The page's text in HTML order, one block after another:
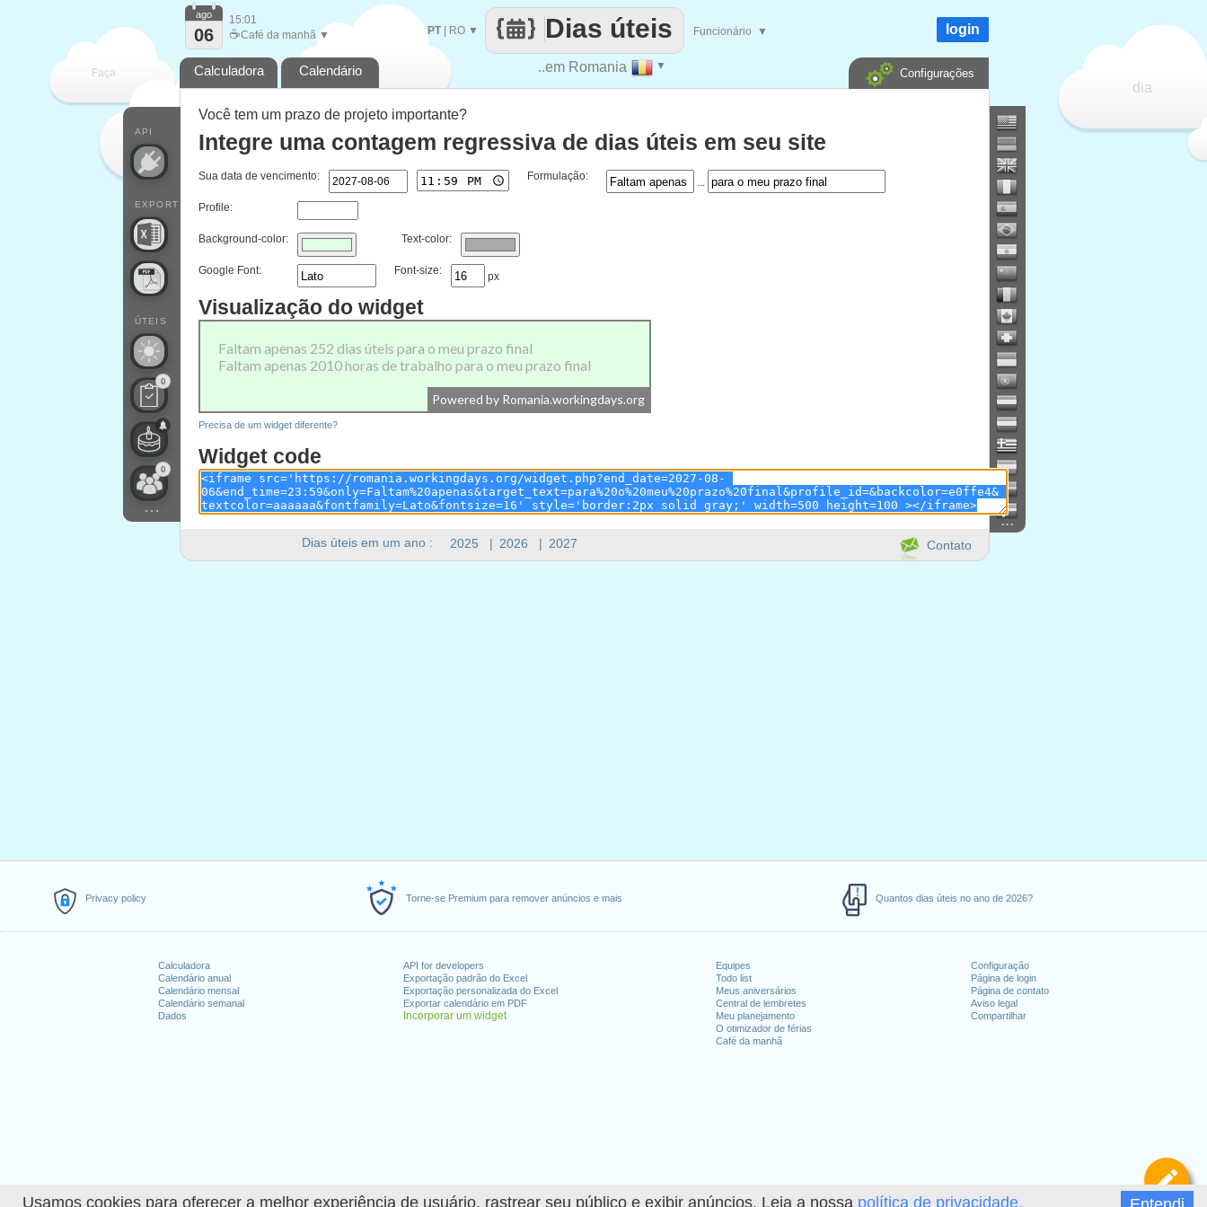
Usamos cookies para oferecer a melhor experiência de usuário, rastrear seu público e exibir anúncios. Leia a nossa política de privacidade.
Privacy policy Torne-se Premium para remover anúncios e mais Quantos dias úteis no ano de 2026?
Calculadora
Calendário anual
Calendário mensal
Calendário semanal
Dados
API for developers
Exportação padrão do Excel
Exportação personalizada do Excel
Exportar calendário em PDF
Incorporar um widget
Equipes
Todo list
Meus aniversários
Central de lembretes
Meu planejamento
O otimizador de férias
Café da manhã
Configuração
Página de login
Página de contato
Aviso legal
Compartilhar
Faça
cada
dia
..em Romania ▼
Dias úteis
PT| RO ▼ Funcionário ▼
API
EXPORT
ÚTEIS
0
0
...
ago
06
15:01
☕Café da manhã ▼ login
Calculadora Calendário Configurações
Dias úteis em um ano : 2025 | 2026 | 2027
...
Contato
Você tem um prazo de projeto importante?
Integre uma contagem regressiva de dias úteis em seu site
Sua data de vencimento: Formulação:
Profile:
Background-color: Text-color:
Google Font: Font-size: px
Visualização do widget
Precisa de um widget diferente?
Widget code